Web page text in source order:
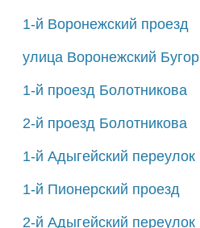
1-й Воронежский проезд
улица Воронежский Бугор
1-й проезд Болотникова
2-й проезд Болотникова
1-й Адыгейский переулок
1-й Пионерский проезд
2-й Адыгейский переулок